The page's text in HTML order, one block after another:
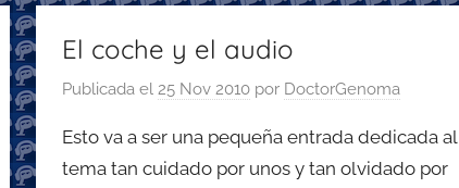
El coche y el audio
Publicada el25 Nov 2010 por DoctorGenoma
Esto va a ser una pequeña entrada dedicada al
tema tan cuidado por unos y tan olvidado por